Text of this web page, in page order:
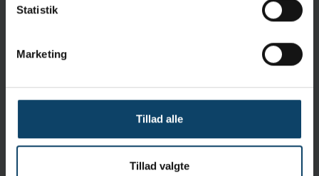
Statistik
Marketing
Tillad alle
Tillad valgte
Tør/Våd: Tør
Renrumsklassificering: ISO Class 5-8
Sterilitet: Ikke-steril
Levering og Forsendelse
1 kasser á 16 poser á 75 stk.